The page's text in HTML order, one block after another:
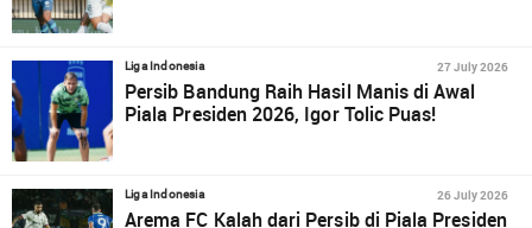
Liga Indonesia 27 July 2026
Persib Bandung Raih Hasil Manis di Awal
Piala Presiden 2026, Igor Tolic Puas!
Liga Indonesia 26 July 2026
Arema FC Kalah dari Persib di Piala Presiden